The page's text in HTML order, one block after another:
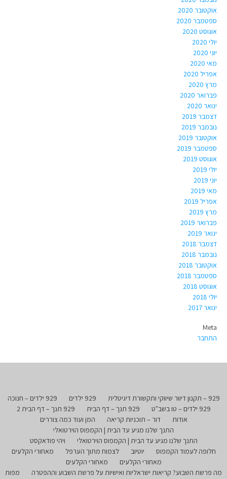
אוקטובר 2020
ספטמבר 2020
אוגוסט 2020
יולי 2020
יוני 2020
מאי 2020
אפריל 2020
מרץ 2020
פברואר 2020
ינואר 2020
דצמבר 2019
נובמבר 2019
אוקטובר 2019
ספטמבר 2019
אוגוסט 2019
יולי 2019
יוני 2019
מאי 2019
אפריל 2019
מרץ 2019
פברואר 2019
ינואר 2019
דצמבר 2018
נובמבר 2018
אוקטובר 2018
ספטמבר 2018
אוגוסט 2018
יולי 2018
ינואר 2017
Meta
התחבר
929 – תקנון דיוור שיווקי ותקשורת דיגיטלית 929 ילדים
929 ילדים – חנוכה
929 ילדים – טו בשב"ט
929 תנך – דף הבית
929 תנך – דף הבית 2
אודות
דור – תוכניות קריאה
המן ועוד כמה צוררים
התנך שלנו מגיע עד הבית | הקמפוס הוירטואלי
התנך שלנו מגיע עד הבית | הקמפוס הוירטואלי
ויהי פודאקסט
חלופה לעמוד הקמפוס
יוטיוב לצמוח מתוך הערפל
מאחורי הקלעים
מאחורי הקלעים
מאחורי הקלעים
מה פרשת השבוע? קריאות ישראליות ואישיות על פרשת השבוע וההפטרה
מפות